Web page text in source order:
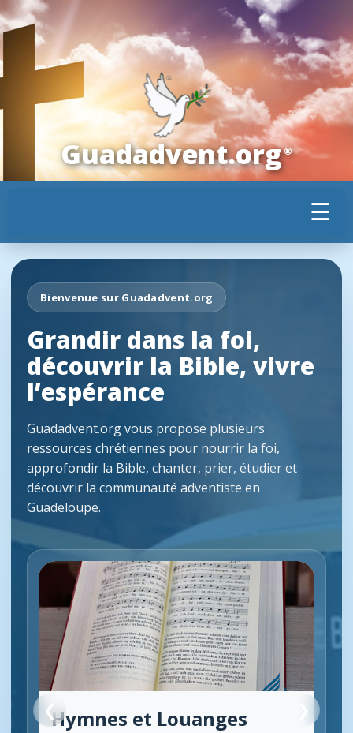
Guadadvent.org®
☰
Bienvenue sur Guadadvent.org
Grandir dans la foi,
découvrir la Bible, vivre
l’espérance
Guadadvent.org vous propose plusieurs
ressources chrétiennes pour nourrir la foi,
approfondir la Bible, chanter, prier, étudier et
découvrir la communauté adventiste en
Guadeloupe.
❮Hymnes et Louanges ❯